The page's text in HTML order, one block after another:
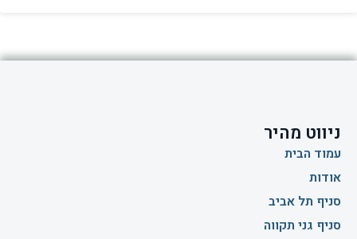
ניווט מהיר
עמוד הבית
אודות
סניף תל אביב
סניף גני תקווה